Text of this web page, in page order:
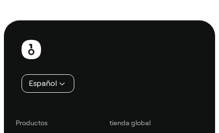
Pie
página
Español
Productos
tienda global